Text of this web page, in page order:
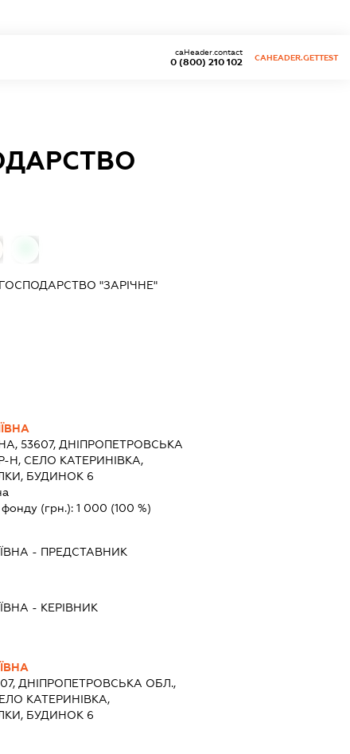
0 (800) 210 102
caHeader.contact
CAHEADER.GETTEST
"ЗАРІЧНЕ"
53607, ДНІПРОПЕТРОВСЬКА
Н, СЕЛО КАТЕРИНІВКА,
БУДИНОК 6
фонду (грн.):1 000 (100 %)
- ПРЕДСТАВНИК
- КЕРІВНИК
ДНІПРОПЕТРОВСЬКА ОБЛ.,
КАТЕРИНІВКА,
БУДИНОК 6